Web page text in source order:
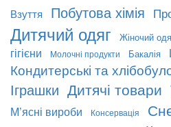
Взуття Побутова хімія
Дитячий одяг Жіночий
гігієни
Молочні продукти Бакалія
Кондитерські та
Іграшки Дитячі товари
М’ясні вироби Консервація